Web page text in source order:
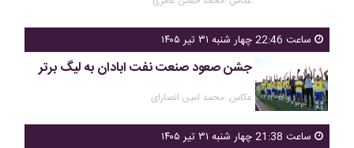
ساعت 22:46 چهار شنبه ۳۱ تیر ۱۴۰۵
جشن صعود صنعت نفت ابادان به لیگ برتر
عکاس :محمد امین انصارای
ساعت 21:38 چهار شنبه ۳۱ تیر ۱۴۰۵